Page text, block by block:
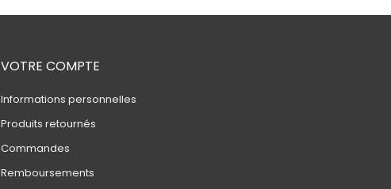
VOTRE COMPTE
Informations personnelles
Produits retournés
Commandes
Remboursements